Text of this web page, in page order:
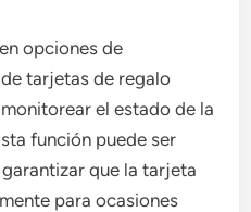
opciones de
tarjetas de regalo
el estado de la
función puede ser
que la tarjeta
para ocasiones